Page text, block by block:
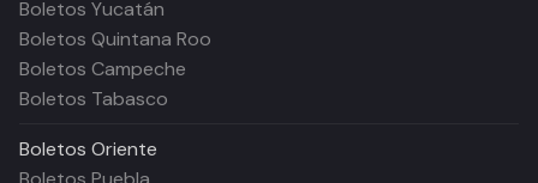
Boletos Yucatán
Boletos Quintana Roo
Boletos Campeche
Boletos Tabasco
Boletos Oriente